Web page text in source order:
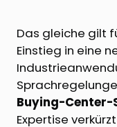
Das gleiche gilt
Einstieg in eine
Buying-
Expertise